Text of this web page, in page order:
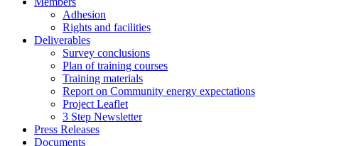
Adhesion
Rights and facilities
Deliverables
Survey conclusions
Plan of training courses
Training materials
Report on Community energy expectations
Project Leaflet
3 Step Newsletter
Press Releases
Documents